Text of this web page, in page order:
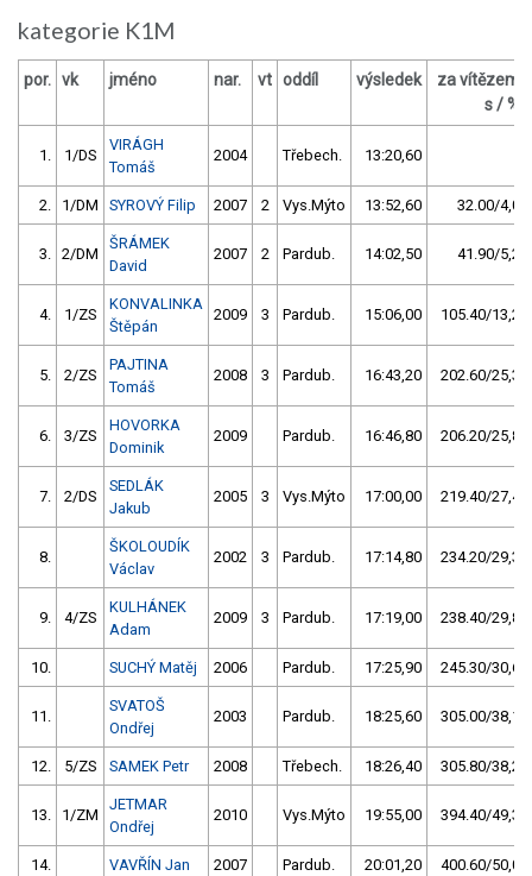
kategorie K1M
por. vk jméno nar. vt oddíl výsledek
za vítězem
s / %
1. 1/DS
VIRÁGH
Tomáš
2004 Třebech. 13:20,60
2. 1/DM SYROVÝ Filip 2007 2 Vys.Mýto 13:52,60 32.00/4,0
3. 2/DM
ŠRÁMEK
David
2007 2 Pardub. 14:02,50 41.90/5,2
4. 1/ZS
KONVALINKA
Štěpán
2009 3 Pardub. 15:06,00 105.40/13,2
5. 2/ZS
PAJTINA
Tomáš
2008 3 Pardub. 16:43,20 202.60/25,3
6. 3/ZS
HOVORKA
Dominik
2009 Pardub. 16:46,80 206.20/25,8
7. 2/DS
SEDLÁK
Jakub
2005 3 Vys.Mýto 17:00,00 219.40/27,4
8.
ŠKOLOUDÍK
Václav
2002 3 Pardub. 17:14,80 234.20/29,3
9. 4/ZS
KULHÁNEK
Adam
2009 3 Pardub. 17:19,00 238.40/29,8
10. SUCHÝ Matěj 2006 Pardub. 17:25,90 245.30/30,6
11.
SVATOŠ
Ondřej
2003 Pardub. 18:25,60 305.00/38,1
12. 5/ZS SAMEK Petr 2008 Třebech. 18:26,40 305.80/38,2
13. 1/ZM
JETMAR
Ondřej
2010 Vys.Mýto 19:55,00 394.40/49,3
14. VAVŘÍN Jan 2007 Pardub. 20:01,20 400.60/50,0